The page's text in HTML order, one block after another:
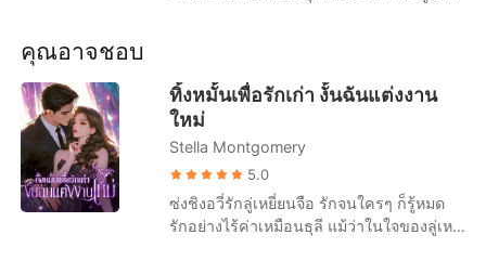
อากาศ เพื่ออุ้มไพลิน พี่สาวต่างแม่ของเธอหนี
ออกไป ทิ้งให้เธอรอความตายอย่างไม่ไยดี
รอดตายมาได้อย่างหวุดหวิด แต่เมื่อตื่นขึ้นมา
ในโรงพยาบาล เธอกลับถูกครอบครัวและ
สามีรุมประณามว่าเป็นคนวางเพลิง พ่อแท้ๆ
ตบหน้าเธออย่างแรง สรณ์ใช้รองเท้าหนัง
เหยียบขยี้แผลไฟไหม้ที่หลังมือของเธอ บังคับ
คุณอาจชอบ
ทิ้งหมั้นเพื่อรักเก่า งั้นฉันแต่งงาน
ใหม่
Stella Montgomery
5.0
ซ่งชิงอวี่รักลู่เหยี่ยนจือ รักจนใครๆ ก็รู้หมด
รักอย่างไร้ค่าเหมือนธุลี แม้ว่าในใจของลู่เหยี่